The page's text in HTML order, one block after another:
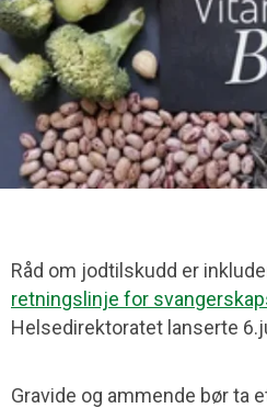
Råd om jodtilskudd er
retningslinje for
Helsedirektoratet lanserte
Gravide og ammende bør ta